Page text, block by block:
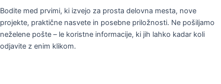
Bodite med prvimi, ki izvejo za prosta delovna mesta, nove
projekte, praktične nasvete in posebne priložnosti. Ne pošiljamo
neželene pošte – le koristne informacije, ki jih lahko kadar koli
odjavite z enim klikom.